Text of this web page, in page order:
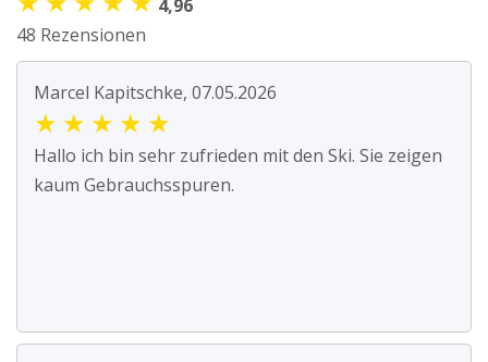
4,96
48 Rezensionen
Marcel Kapitschke, 07.05.2026
★ ★ ★ ★ ★
Hallo ich bin sehr zufrieden mit den Ski. Sie zeigen
kaum Gebrauchsspuren.